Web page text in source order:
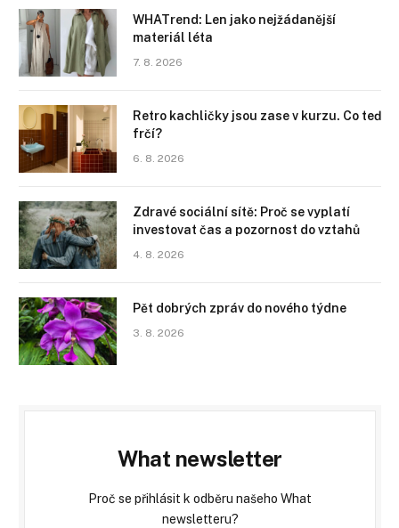
WHATrend: Len jako nejžádanější
materiál léta
7. 8. 2026
Retro kachličky jsou zase v kurzu. Co teď
frčí?
6. 8. 2026
Zdravé sociální sítě: Proč se vyplatí
investovat čas a pozornost do vztahů
4. 8. 2026
Pět dobrých zpráv do nového týdne
3. 8. 2026
What newsletter
Proč se přihlásit k odběru našeho What
newsletteru?